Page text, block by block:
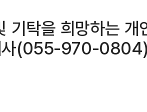
기탁을 희망하는
사(055-970-0804)